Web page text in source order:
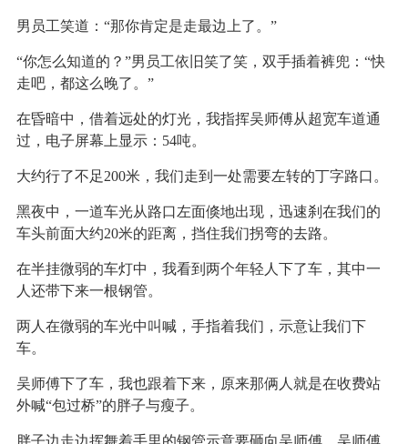
男员工笑道：“那你肯定是走最边上了。”
“你怎么知道的？”男员工依旧笑了笑，双手插着裤兜：“快
走吧，都这么晚了。”
在昏暗中，借着远处的灯光，我指挥吴师傅从超宽车道通
过，电子屏幕上显示：54吨。
大约行了不足200米，我们走到一处需要左转的丁字路口。
黑夜中，一道车光从路口左面倏地出现，迅速刹在我们的
车头前面大约20米的距离，挡住我们拐弯的去路。
在半挂微弱的车灯中，我看到两个年轻人下了车，其中一
人还带下来一根钢管。
两人在微弱的车光中叫喊，手指着我们，示意让我们下
车。
吴师傅下了车，我也跟着下来，原来那俩人就是在收费站
外喊“包过桥”的胖子与瘦子。